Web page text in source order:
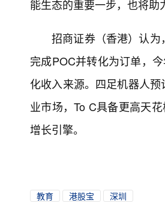
能生态的重要一步，也将
招商证券（香港）认
完成POC并转化为订单，
化收入来源。四足机器人
业市场，To C具备更高天
增长引擎。
教育 港股宝 深圳